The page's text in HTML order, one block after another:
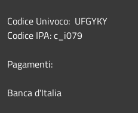
Codice Univoco: UFGYKY
Codice IPA: c_i079
Pagamenti:
Banca d'Italia